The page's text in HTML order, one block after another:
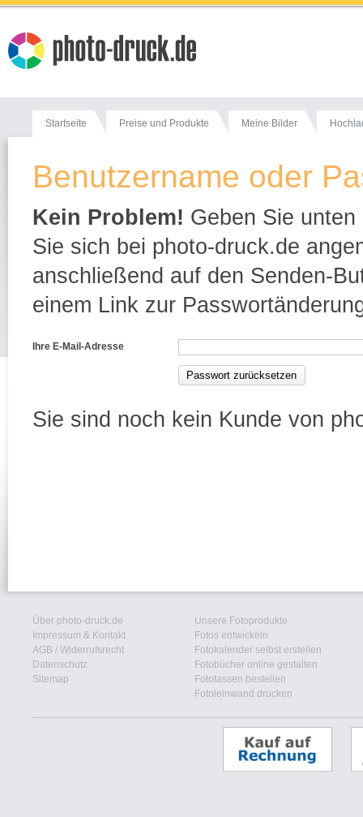
Startseite Preise und Produkte Meine Bilder
Benutzername oder
Kein Problem! Geben Sie
Sie sich bei photo-druck.de
anschließend auf den Senden-
einem Link zur
Ihre E-Mail-Adresse
Passwort zurücksetzen
Sie sind noch kein Kunde von
Über photo-druck.de
Impressum & Kontakt
AGB / Widerrufsrecht
Datenschutz
Sitemap
Unsere Fotoprodukte
Fotos entwickeln
Fotokalender selbst erstellen
Fotobücher online gestalten
Fototassen bestellen
Fotoleinwand drucken